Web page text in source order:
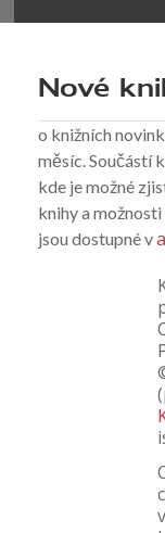
Nové
o knižních
měsíc. Součástí
kde je možné
knihy a
jsou dostupné v